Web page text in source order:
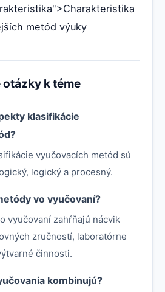
metód výuky
otázky k téme
klasifikácie
vyučovacích metód sú
logický a procesný.
vo vyučovaní?
vyučovaní zahŕňajú nácvik
zručností, laboratórne
činnosti.
kombinujú?